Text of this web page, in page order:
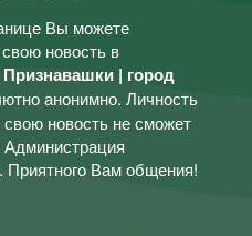
Вы можете
новость в
Признавашки | город
анонимно. Личность
новость не сможет
Приятного Вам общения!